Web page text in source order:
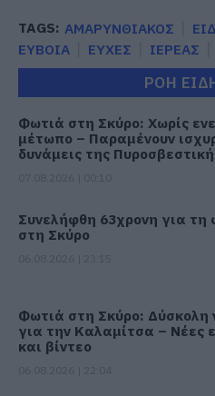
TAGS: ΑΜΑΡΥΝΘΙΑΚΟΣ
ΕΥΒΟΙΑ
ΕΥΧΕΣ ΙΕΡΕΑΣ
ΡΟΗ
Φωτιά στη Σκύρο: Χωρίς
μέτωπο – Παραμένουν
δυνάμεις της
Συνελήφθη 63χρονη για τη
στη Σκύρο
Φωτιά στη Σκύρο: Δύσκολη
για την Καλαμίτσα – Νέες
και βίντεο